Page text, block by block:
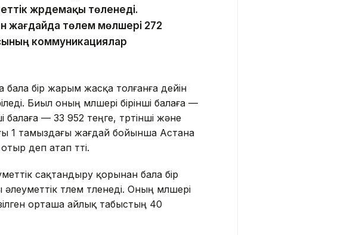
жәрдемақы төленеді.
жағдайда төлем мөлшері 272
коммуникациялар
бір жарым жасқа толғанға дейін
Биыл оның мөлшері бірінші балаға —
— 33 952 теңге, төртінші және
1 тамыздағы жағдай бойынша Астана
деп атап өтті.
сақтандыру қорынан бала бір
төлем төленеді. Оның мөлшері
орташа айлық табыстың 40